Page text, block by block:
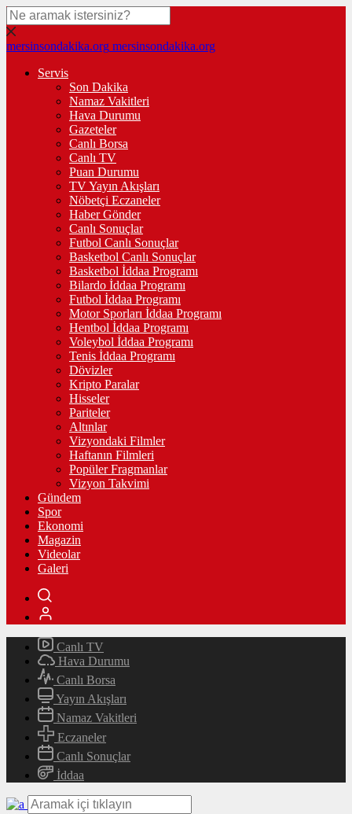
mersinsondakika.org mersinsondakika.org
Servis
Son Dakika
Namaz Vakitleri
Hava Durumu
Gazeteler
Canlı Borsa
Canlı TV
Puan Durumu
TV Yayın Akışları
Nöbetçi Eczaneler
Haber Gönder
Canlı Sonuçlar
Futbol Canlı Sonuçlar
Basketbol Canlı Sonuçlar
Basketbol İddaa Programı
Bilardo İddaa Programı
Futbol İddaa Programı
Motor Sporları İddaa Programı
Hentbol İddaa Programı
Voleybol İddaa Programı
Tenis İddaa Programı
Dövizler
Kripto Paralar
Hisseler
Pariteler
Altınlar
Vizyondaki Filmler
Haftanın Filmleri
Popüler Fragmanlar
Vizyon Takvimi
Gündem
Spor
Ekonomi
Magazin
Videolar
Galeri
Canlı TV
Hava Durumu
Canlı Borsa
Yayın Akışları
Namaz Vakitleri
Eczaneler
Canlı Sonuçlar
İddaa